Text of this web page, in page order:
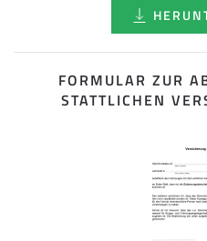
FORMULAR ZUR
STATTLICHEN